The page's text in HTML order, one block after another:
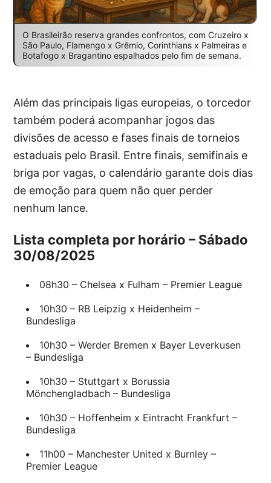
O Brasileirão reserva grandes confrontos, com Cruzeiro x
São Paulo, Flamengo x Grêmio, Corinthians x Palmeiras e
Botafogo x Bragantino espalhados pelo fim de semana.
Além das principais ligas europeias, o torcedor
também poderá acompanhar jogos das
divisões de acesso e fases finais de torneios
estaduais pelo Brasil. Entre finais, semifinais e
briga por vagas, o calendário garante dois dias
de emoção para quem não quer perder
nenhum lance.
Lista completa por horário – Sábado
30/08/2025
08h30 – Chelsea x Fulham – Premier League
10h30 – RB Leipzig x Heidenheim –
Bundesliga
10h30 – Werder Bremen x Bayer Leverkusen
– Bundesliga
10h30 – Stuttgart x Borussia
Mönchengladbach – Bundesliga
10h30 – Hoffenheim x Eintracht Frankfurt –
Bundesliga
11h00 – Manchester United x Burnley –
Premier League